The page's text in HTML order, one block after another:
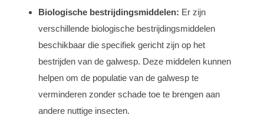
Biologische bestrijdingsmiddelen: Er zijn
verschillende biologische bestrijdingsmiddelen
beschikbaar die specifiek gericht zijn op het
bestrijden van de galwesp. Deze middelen kunnen
helpen om de populatie van de galwesp te
verminderen zonder schade toe te brengen aan
andere nuttige insecten.